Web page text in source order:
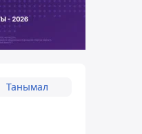
Танымал